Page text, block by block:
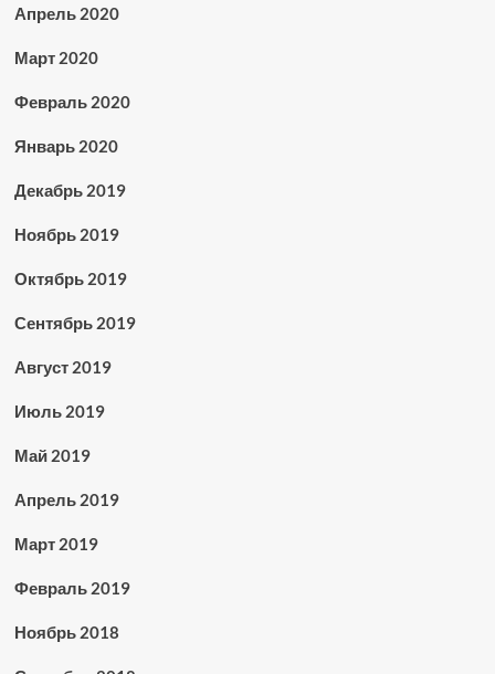
Апрель 2020
Март 2020
Февраль 2020
Январь 2020
Декабрь 2019
Ноябрь 2019
Октябрь 2019
Сентябрь 2019
Август 2019
Июль 2019
Май 2019
Апрель 2019
Март 2019
Февраль 2019
Ноябрь 2018